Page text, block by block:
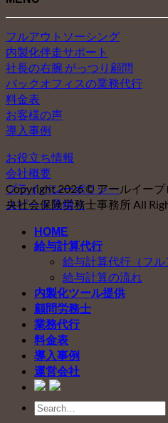
フルアウトソーシング
内製化伴走サポート
社長の右腕 がっつり顧問
バックオフィスの業務代行
料金表
お客様の声
導入事例
お役立ち情報
会社概要
プライバシーポリシー
スピード見積り
Copyright 2026 © アールイー
央社会保険労務士事務所 All
HOME
給与計算代行
給与計算代行（フル
給与計算の流れ
内製化ツール提供
顧問労務士
業務代行
料金表
導入事例
運営会社